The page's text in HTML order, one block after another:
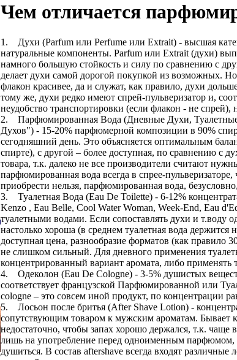
Чем отличается
1. Духи (Parfum или Perfume или Extrait) - высшая
натуральные компоненты. Parfum или Extrait (духи)
намного большую стойкость и силу по сравнению с
делает духи самой дорогой покупкой из возможных.
флакон красивее, да и служат, как правило, духи
тому же, духи редко имеют спрей-пульверизатор и,
неудобство транспортировки (если флакон - не
2. Парфюмированная Вода (Дневные Духи, Туалетные
Духов") - 15-20% парфюмерной композиции в 90%
сегодняшний день. Это объясняется оптимальным
спирте), с другой – более доступная, по сравнению с
товара, т.к. далеко не все производители считают
парфюмированная вода всегда в спрее-
приобрести нельзя, парфюмированная вода,
3. Туалетная Вода (Eau De Toilette) - 6-12%
Kenzo , Eau Belle, Cool Water Woman, Week-End, Eau
туалетными водами. Если сопоставлять духи и т.воду
настолько хороша (в среднем туалетная вода
доступная цена, разнообразие форматов (как правило
не слишком сильный. Для дневного применения
концентрированный вариант аромата, либо
4. Одеколон (Eau De Cologne) - 3-5% душистых
соответствует французской Парфюмированной или
cologne – это совсем иной продукт, по концентрации
5. Лосьон после бритья (After Shave Lotion) -
сопутствующим товаром к мужским ароматам. Бывает
недостаточно, чтобы запах хорошо держался, т.к. чаще
лишь на употребление перед одноименным парфюмом,
душиться. В состав aftershave всегда входят